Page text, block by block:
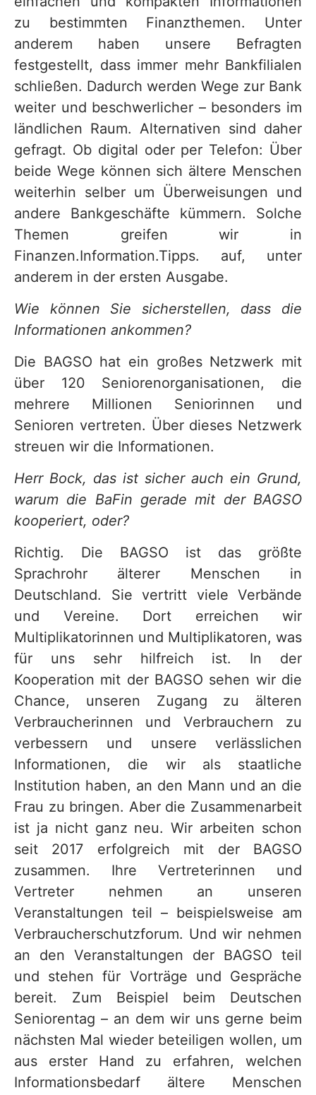
zu bestimmten Finanzthemen. Unter
anderem haben unsere Befragten
festgestellt, dass immer mehr Bankfilialen
schließen. Dadurch werden Wege zur Bank
weiter und beschwerlicher – besonders im
ländlichen Raum. Alternativen sind daher
gefragt. Ob digital oder per Telefon: Über
beide Wege können sich ältere Menschen
weiterhin selber um Überweisungen und
andere Bankgeschäfte kümmern. Solche
Themen greifen wir in
Finanzen.Information.Tipps. auf, unter
anderem in der ersten Ausgabe.
Wie können Sie sicherstellen, dass die
Informationen ankommen?
Die BAGSO hat ein großes Netzwerk mit
über 120 Seniorenorganisationen, die
mehrere Millionen Seniorinnen und
Senioren vertreten. Über dieses Netzwerk
streuen wir die Informationen.
Herr Bock, das ist sicher auch ein Grund,
warum die BaFin gerade mit der BAGSO
kooperiert, oder?
Richtig. Die BAGSO ist das größte
Sprachrohr älterer Menschen in
Deutschland. Sie vertritt viele Verbände
und Vereine. Dort erreichen wir
Multiplikatorinnen und Multiplikatoren, was
für uns sehr hilfreich ist. In der
Kooperation mit der BAGSO sehen wir die
Chance, unseren Zugang zu älteren
Verbraucherinnen und Verbrauchern zu
verbessern und unsere verlässlichen
Informationen, die wir als staatliche
Institution haben, an den Mann und an die
Frau zu bringen. Aber die Zusammenarbeit
ist ja nicht ganz neu. Wir arbeiten schon
seit 2017 erfolgreich mit der BAGSO
zusammen. Ihre Vertreterinnen und
Vertreter nehmen an unseren
Veranstaltungen teil – beispielsweise am
Verbraucherschutzforum. Und wir nehmen
an den Veranstaltungen der BAGSO teil
und stehen für Vorträge und Gespräche
bereit. Zum Beispiel beim Deutschen
Seniorentag – an dem wir uns gerne beim
nächsten Mal wieder beteiligen wollen, um
aus erster Hand zu erfahren, welchen
Informationsbedarf ältere Menschen